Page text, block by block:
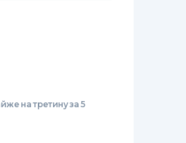
на третину за 5